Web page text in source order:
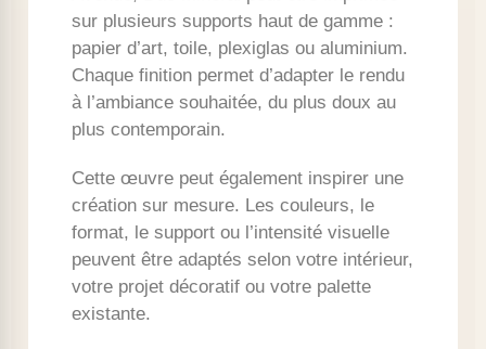
sur plusieurs supports haut de gamme :
papier d’art, toile, plexiglas ou aluminium.
Chaque finition permet d’adapter le rendu
à l’ambiance souhaitée, du plus doux au
plus contemporain.
Cette œuvre peut également inspirer une
création sur mesure. Les couleurs, le
format, le support ou l’intensité visuelle
peuvent être adaptés selon votre intérieur,
votre projet décoratif ou votre palette
existante.